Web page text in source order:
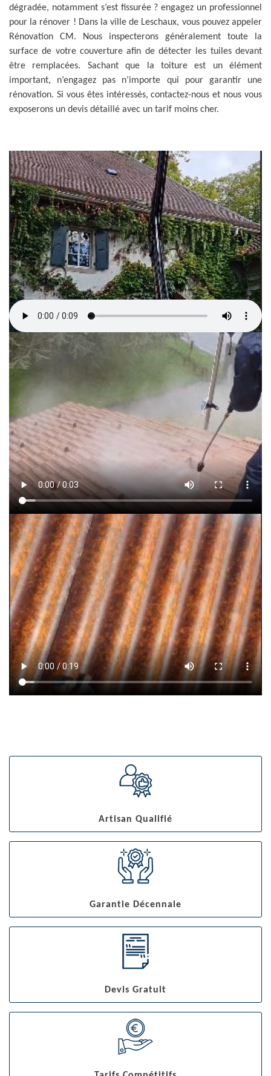
dégradée, notamment s’est fissurée ? engagez un professionnel
pour la rénover ! Dans la ville de Leschaux, vous pouvez appeler
Rénovation CM. Nous inspecterons généralement toute la
surface de votre couverture afin de détecter les tuiles devant
être remplacées. Sachant que la toiture est un élément
important, n’engagez pas n’importe qui pour garantir une
rénovation. Si vous êtes intéressés, contactez-nous et nous vous
exposerons un devis détaillé avec un tarif moins cher.
Artisan Qualifié
Garantie Décennale
Devis Gratuit